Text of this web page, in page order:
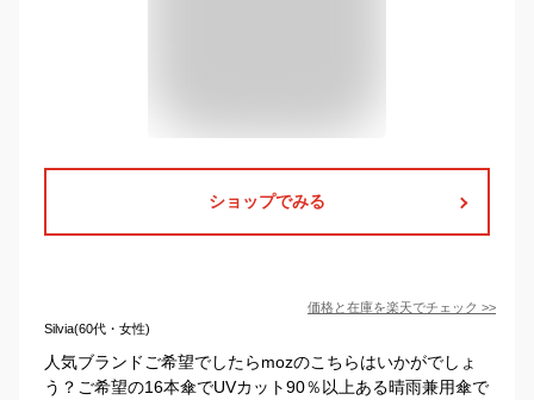
ショップでみる
価格と在庫を楽天でチェック >>
Silvia(60代・女性)
人気ブランドご希望でしたらmozのこちらはいかがでしょ
う？ご希望の16本傘でUVカット90％以上ある晴雨兼用傘で